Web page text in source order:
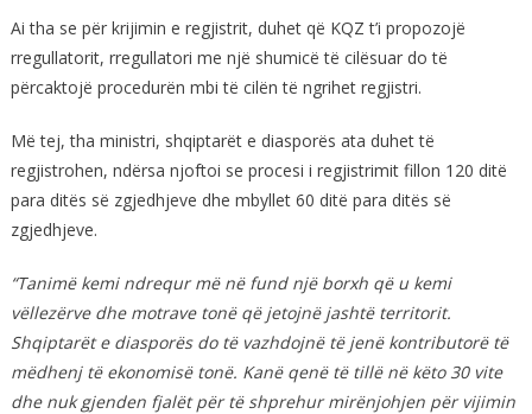
Ai tha se për krijimin e regjistrit, duhet që KQZ t’i propozojë
rregullatorit, rregullatori me një shumicë të cilësuar do të
përcaktojë procedurën mbi të cilën të ngrihet regjistri.
Më tej, tha ministri, shqiptarët e diasporës ata duhet të
regjistrohen, ndërsa njoftoi se procesi i regjistrimit fillon 120 ditë
para ditës së zgjedhjeve dhe mbyllet 60 ditë para ditës së
zgjedhjeve.
“Tanimë kemi ndrequr më në fund një borxh që u kemi
vëllezërve dhe motrave tonë që jetojnë jashtë territorit.
Shqiptarët e diasporës do të vazhdojnë të jenë kontributorë të
mëdhenj të ekonomisë tonë. Kanë qenë të tillë në këto 30 vite
dhe nuk gjenden fjalët për të shprehur mirënjohjen për vijimin